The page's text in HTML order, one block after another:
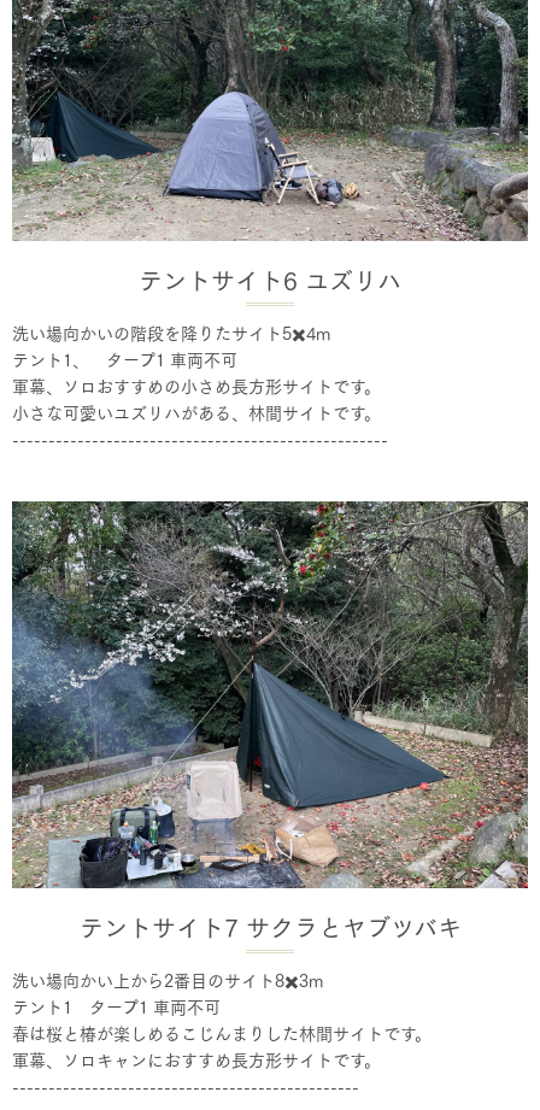
テントサイト6 ユズリハ
洗い場向かいの階段を降りたサイト5✖️4m
テント1、 タープ1 車両不可
軍幕、ソロおすすめの小さめ長方形サイトです。
小さな可愛いユズリハがある、林間サイトです。
----------------------------------------------------
テントサイト7 サクラとヤブツバキ
洗い場向かい上から2番目のサイト8✖️3m
テント1 タープ1 車両不可
春は桜と椿が楽しめるこじんまりした林間サイトです。
軍幕、ソロキャンにおすすめ長方形サイトです。
------------------------------------------------